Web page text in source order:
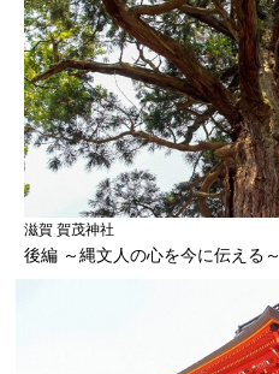
滋賀 賀茂神社
後編 ～縄文人の心を今に伝える～